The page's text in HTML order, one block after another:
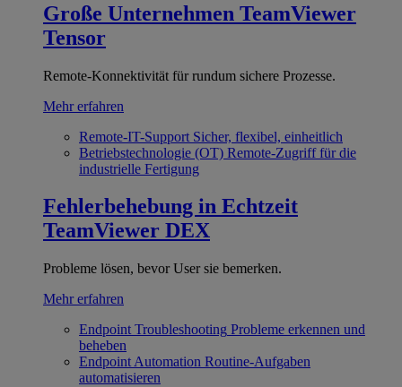
Große Unternehmen TeamViewer
Tensor
Remote-Konnektivität für rundum sichere Prozesse.
Mehr erfahren
Remote-IT-Support Sicher, flexibel, einheitlich
Betriebstechnologie (OT) Remote-Zugriff für die
industrielle Fertigung
Fehlerbehebung in Echtzeit
TeamViewer DEX
Probleme lösen, bevor User sie bemerken.
Mehr erfahren
Endpoint Troubleshooting Probleme erkennen und
beheben
Endpoint Automation Routine-Aufgaben
automatisieren